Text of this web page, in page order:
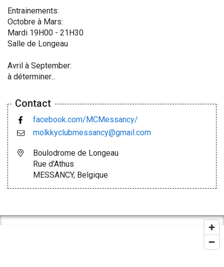
Entrainements:
Octobre à Mars:
Mardi 19H00 - 21H30
Salle de Longeau
Avril à September:
à déterminer...
Contact
facebook.com/MCMessancy/
molkkyclubmessancy@gmail.com
Boulodrome de Longeau
Rue d'Athus
MESSANCY, Belgique